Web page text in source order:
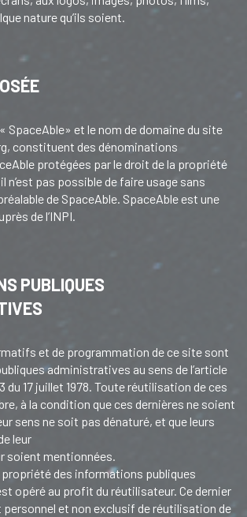
nature qu’ils soient.
SpaceAble» et le nom de domaine du site
constituent des dénominations
protégées par le droit de la propriété
n’est pas possible de faire usage sans
de SpaceAble. SpaceAble est une
de l’INPI.
PUBLIQUES
et de programmation de ce site sont
administratives au sens de l’article
du 17 juillet 1978. Toute réutilisation de ces
à la condition que ces dernières ne soient
sens ne soit pas dénaturé, et que leurs
leur
soient mentionnées.
des informations publiques
opéré au profit du réutilisateur. Ce dernier
personnel et non exclusif de réutilisation de